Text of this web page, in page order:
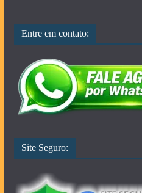
Entre em contato:
Site Seguro: